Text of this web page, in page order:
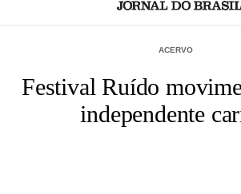
ACERVO
Festival Ruído
independente